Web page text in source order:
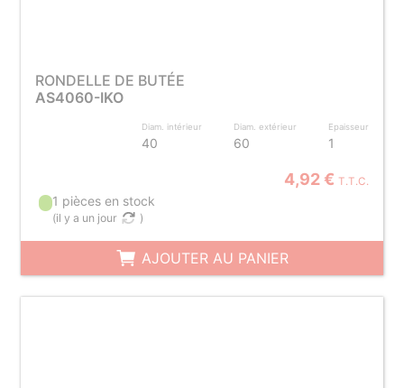
RONDELLE DE BUTÉE
AS4060-IKO
Diam. intérieur
40
Diam. extérieur
60
Epaisseur
1
4,92 € T.T.C.
1 pièces en stock
(il y a un jour )
AJOUTER AU PANIER